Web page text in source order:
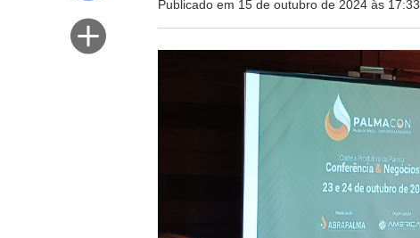
Publicado em 15 de outubro de 2024 às 17:33